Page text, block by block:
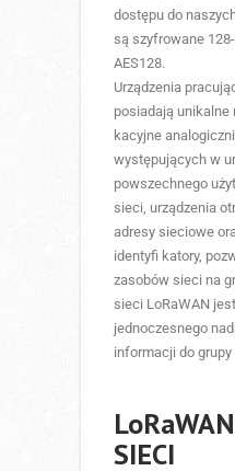
dostępu do
są szyfrowane
AES128.
Urządzenia
posiadają unikalne
kacyjne
występujących w
powszechnego
sieci, urządzenia
adresy sieciowe
identyfi katory,
zasobów sieci na
sieci LoRaWAN
jednoczesnego
informacji do grupy
SIECI